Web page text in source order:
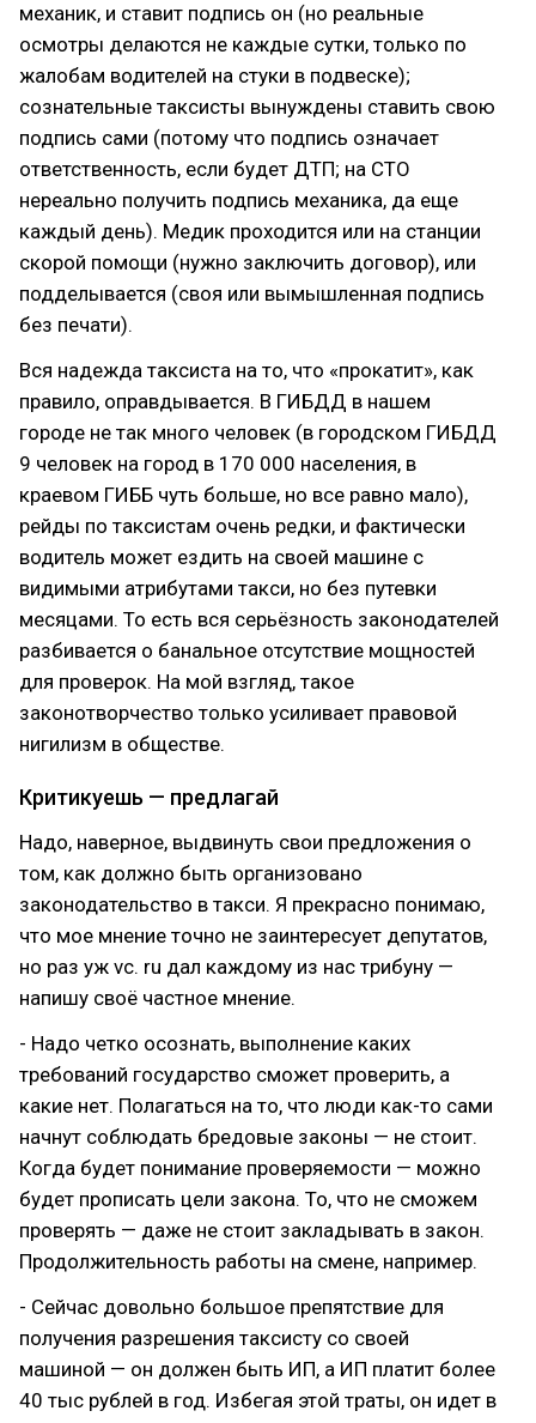
механик, и ставит подпись он (но реальные
осмотры делаются не каждые сутки, только по
жалобам водителей на стуки в подвеске);
сознательные таксисты вынуждены ставить свою
подпись сами (потому что подпись означает
ответственность, если будет ДТП; на СТО
нереально получить подпись механика, да еще
каждый день). Медик проходится или на станции
скорой помощи (нужно заключить договор), или
подделывается (своя или вымышленная подпись
без печати).
Вся надежда таксиста на то, что «прокатит», как
правило, оправдывается. В ГИБДД в нашем
городе не так много человек (в городском ГИБДД
9 человек на город в 170 000 населения, в
краевом ГИББ чуть больше, но все равно мало),
рейды по таксистам очень редки, и фактически
водитель может ездить на своей машине с
видимыми атрибутами такси, но без путевки
месяцами. То есть вся серьёзность законодателей
разбивается о банальное отсутствие мощностей
для проверок. На мой взгляд, такое
законотворчество только усиливает правовой
нигилизм в обществе.
Критикуешь — предлагай
Надо, наверное, выдвинуть свои предложения о
том, как должно быть организовано
законодательство в такси. Я прекрасно понимаю,
что мое мнение точно не заинтересует депутатов,
но раз уж vc. ru дал каждому из нас трибуну —
напишу своё частное мнение.
- Надо четко осознать, выполнение каких
требований государство сможет проверить, а
какие нет. Полагаться на то, что люди как-то сами
начнут соблюдать бредовые законы — не стоит.
Когда будет понимание проверяемости — можно
будет прописать цели закона. То, что не сможем
проверять — даже не стоит закладывать в закон.
Продолжительность работы на смене, например.
- Сейчас довольно большое препятствие для
получения разрешения таксисту со своей
машиной — он должен быть ИП, а ИП платит более
40 тыс рублей в год. Избегая этой траты, он идет в